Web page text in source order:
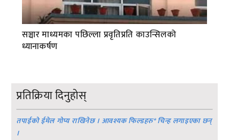
सञ्चार माध्यमका पछिल्ला प्रवृतिप्रति काउन्सिलको
ध्यानाकर्षण
प्रतिक्रिया दिनुहोस्
तपाईको ईमेल गोप्य राखिनेछ । आवश्यक फिल्डहरु*चिन्ह लगाइएका छन्
।